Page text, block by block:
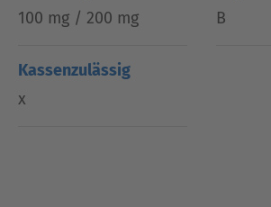
100 mg / 200 mg
B
Kassenzulässig
x